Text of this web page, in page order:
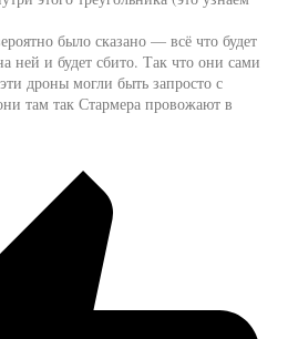
было сказано — всё что будет
ней и будет сбито. Так что они сами
дроны могли быть запросто с
там так Стармера провожают в